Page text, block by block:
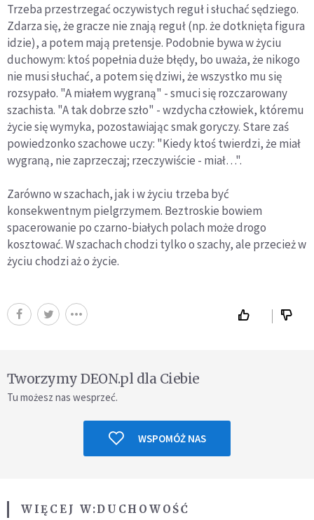
Trzeba przestrzegać oczywistych reguł i słuchać sędziego.
Zdarza się, że gracze nie znają reguł (np. że dotknięta figura
idzie), a potem mają pretensje. Podobnie bywa w życiu
duchowym: ktoś popełnia duże błędy, bo uważa, że nikogo
nie musi słuchać, a potem się dziwi, że wszystko mu się
rozsypało. "A miałem wygraną" - smuci się rozczarowany
szachista. "A tak dobrze szło" - wzdycha człowiek, któremu
życie się wymyka, pozostawiając smak goryczy. Stare zaś
powiedzonko szachowe uczy: "Kiedy ktoś twierdzi, że miał
wygraną, nie zaprzeczaj; rzeczywiście - miał…".
Zarówno w szachach, jak i w życiu trzeba być
konsekwentnym pielgrzymem. Beztroskie bowiem
spacerowanie po czarno-białych polach może drogo
kosztować. W szachach chodzi tylko o szachy, ale przecież w
życiu chodzi aż o życie.
Tworzymy DEON.pl dla Ciebie
Tu możesz nas wesprzeć.
WSPOMÓŻ NAS
WIĘCEJ W:DUCHOWOŚĆ